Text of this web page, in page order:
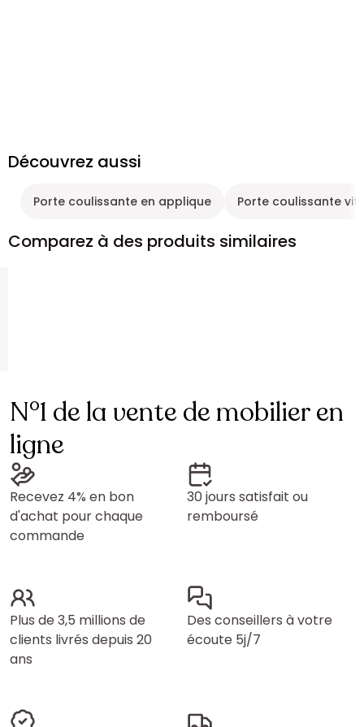
Découvrez aussi
Porte coulissante en applique Porte coulissante
Comparez à des produits similaires
N°1 de la vente de mobilier en
ligne
Recevez 4% en bon
d'achat pour chaque
commande
30 jours satisfait ou
remboursé
Plus de 3,5 millions de
clients livrés depuis 20
ans
Des conseillers à votre
écoute 5j/7